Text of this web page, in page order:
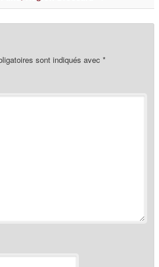
sont indiqués avec *